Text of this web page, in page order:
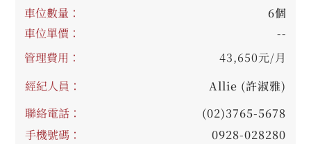
車位數量：
6個
車位單價：
--
管理費用：
43,650元/月
經紀人員：
Allie (許淑雅)
聯絡電話：
(02)3765-5678
手機號碼：
0928-028280